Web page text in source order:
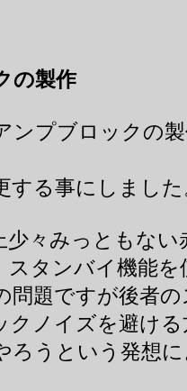
の製作
ンプブロックの
する事にしまし
少々みっともな
スタンバイ機能
問題ですが後者
クノイズを避け
ろうという発想